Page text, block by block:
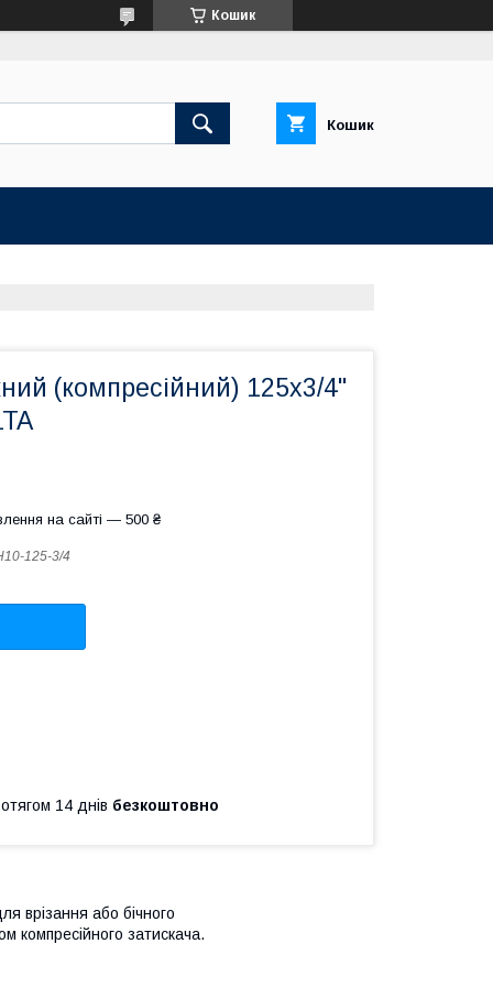
Кошик
Кошик
(компресійний) 125х3/4"
на сайті — 500 ₴
125-3/4
14 днів безкоштовно
врізання або бічного
компресійного затискача.